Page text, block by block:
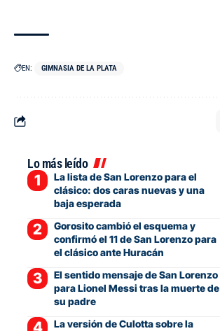
EN: GIMNASIA DE LA PLATA
Lo más leído
La lista de San Lorenzo para el
clásico: dos caras nuevas y una
baja esperada
Gorosito cambió el esquema y
confirmó el 11 de San Lorenzo para
el clásico ante Huracán
El sentido mensaje de San Lorenzo
para Lionel Messi tras la muerte de
su padre
La versión de Culotta sobre la